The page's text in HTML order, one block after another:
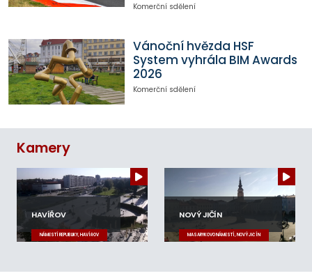
Komerční sdělení
Vánoční hvězda HSF
System vyhrála BIM Awards
2026
Komerční sdělení
Kamery
HAVÍŘOV
NÁMĚSTÍ REPUBLIKY, HAVÍŘOV
NOVÝ JIČÍN
MASARYKOVO NÁMĚSTÍ, NOVÝ JIČÍN